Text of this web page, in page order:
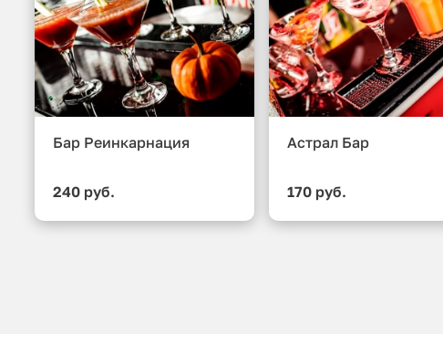
Бар Реинкарнация
240 руб.
Астрал Бар
170 руб.